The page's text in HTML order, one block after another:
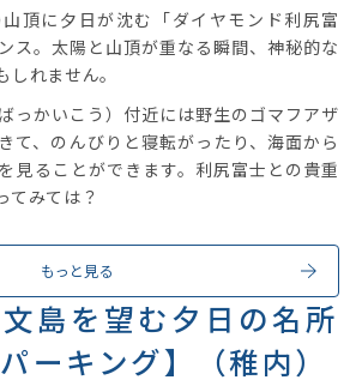
頂に夕日が沈む「ダイヤモンド利尻富
ス。太陽と山頂が重なる瞬間、神秘的な
れません。
っかいこう）付近には野生のゴマフアザ
て、のんびりと寝転がったり、海面から
見ることができます。利尻富士との貴重
てみては？
もっと見る
島を望む夕日の名所
ーキング】（稚内）